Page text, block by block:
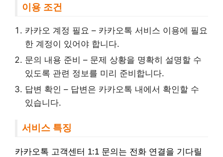
이용 조건
카카오 계정 필요 – 카카오톡 서비스 이용에 필요
한 계정이 있어야 합니다.
문의 내용 준비 – 문제 상황을 명확히 설명할 수
있도록 관련 정보를 미리 준비합니다.
답변 확인 – 답변은 카카오톡 내에서 확인할 수
있습니다.
서비스 특징
카카오톡 고객센터 1:1 문의는 전화 연결을 기다릴